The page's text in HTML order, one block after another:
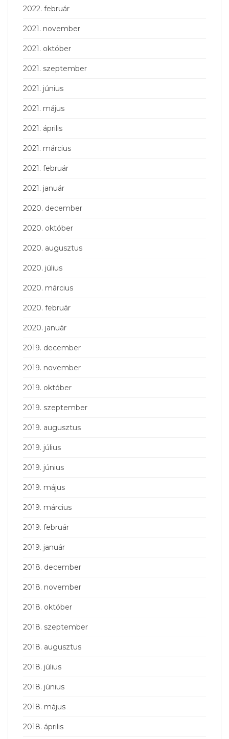
2022. február
2021. november
2021. október
2021. szeptember
2021. június
2021. május
2021. április
2021. március
2021. február
2021. január
2020. december
2020. október
2020. augusztus
2020. július
2020. március
2020. február
2020. január
2019. december
2019. november
2019. október
2019. szeptember
2019. augusztus
2019. július
2019. június
2019. május
2019. március
2019. február
2019. január
2018. december
2018. november
2018. október
2018. szeptember
2018. augusztus
2018. július
2018. június
2018. május
2018. április